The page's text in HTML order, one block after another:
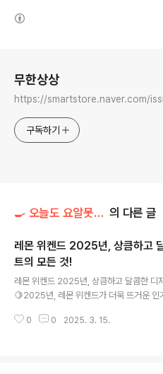
무한상상
https://smartstore.naver.com/
구독하기
🍳 오늘도 요알못 탈출 (요리 도전기) 의 다른 글
레몬 위켄드 2025년, 상큼하고
트의 모든 것!
레몬 위켄드 2025년, 상큼하고 달콤한 디
🍋2025년, 레몬 위켄드가 더욱 뜨거운 인
를 지금 바로 경험해 보세요. 🤩레몬 위켄드,
0 0 2025. 3. 15.